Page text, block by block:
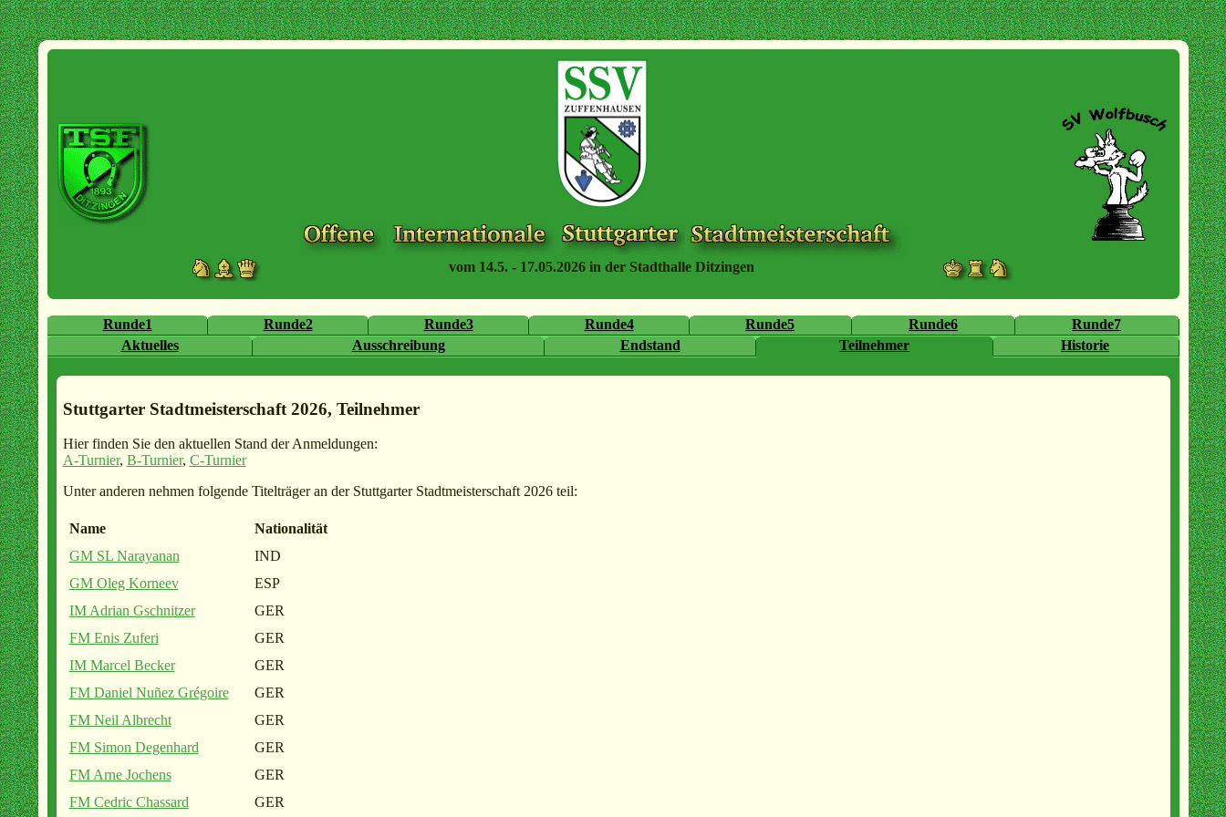
vom 14.5. - 17.05.2026 in der Stadthalle Ditzingen
Runde1 Runde2 Runde3 Runde4 Runde5 Runde6
Runde7
Aktuelles
Ausschreibung Endstand Teilnehmer Historie
Stuttgarter Stadtmeisterschaft 2026, Teilnehmer
Hier finden Sie den aktuellen Stand der Anmeldungen:
A-Turnier, B-Turnier, C-Turnier
Unter anderen nehmen folgende Titelträger an der Stuttgarter Stadtmeisterschaft 2026 teil:
Name
Nationalität
GM SL Narayanan
IND
GM Oleg Korneev
ESP
IM Adrian Gschnitzer
GER
FM Enis Zuferi
GER
IM Marcel Becker
GER
FM Daniel Nuñez Grégoire
GER
FM Neil Albrecht
GER
FM Simon Degenhard
GER
FM Arne Jochens
GER
FM Cedric Chassard
GER